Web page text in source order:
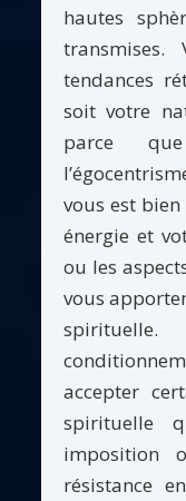
hautes
tendances
soit votre
parce
vous est
énergie et
ou les
vous
accepter
spirituelle
imposition
résistance